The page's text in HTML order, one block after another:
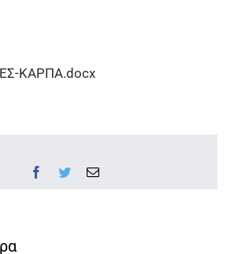
ΚΑΡΠΑ.docx
Facebook
TwitterEmail